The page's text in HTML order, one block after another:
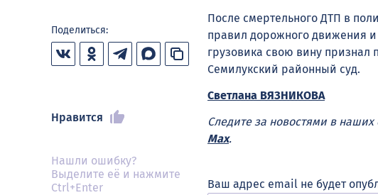
Поделиться:
Нравится
Нашли ошибку?
Выделите её и нажмите
Ctrl+Enter
После смертельного ДТП в
правил дорожного движения и
грузовика свою вину признал
Семилукский районный суд.
Светлана ВЯЗНИКОВА
Следите за новостями в наших
Max.
Ваш адрес email не будет